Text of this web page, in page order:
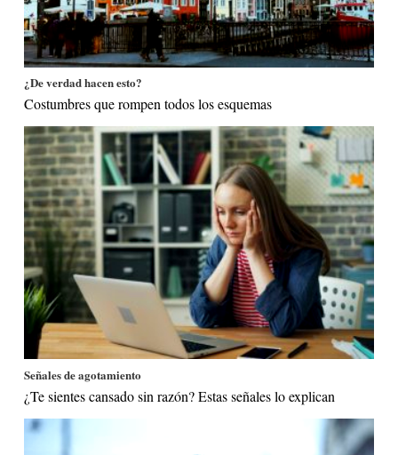
¿De verdad hacen esto?
Costumbres que rompen todos los esquemas
Señales de agotamiento
¿Te sientes cansado sin razón? Estas señales lo explican